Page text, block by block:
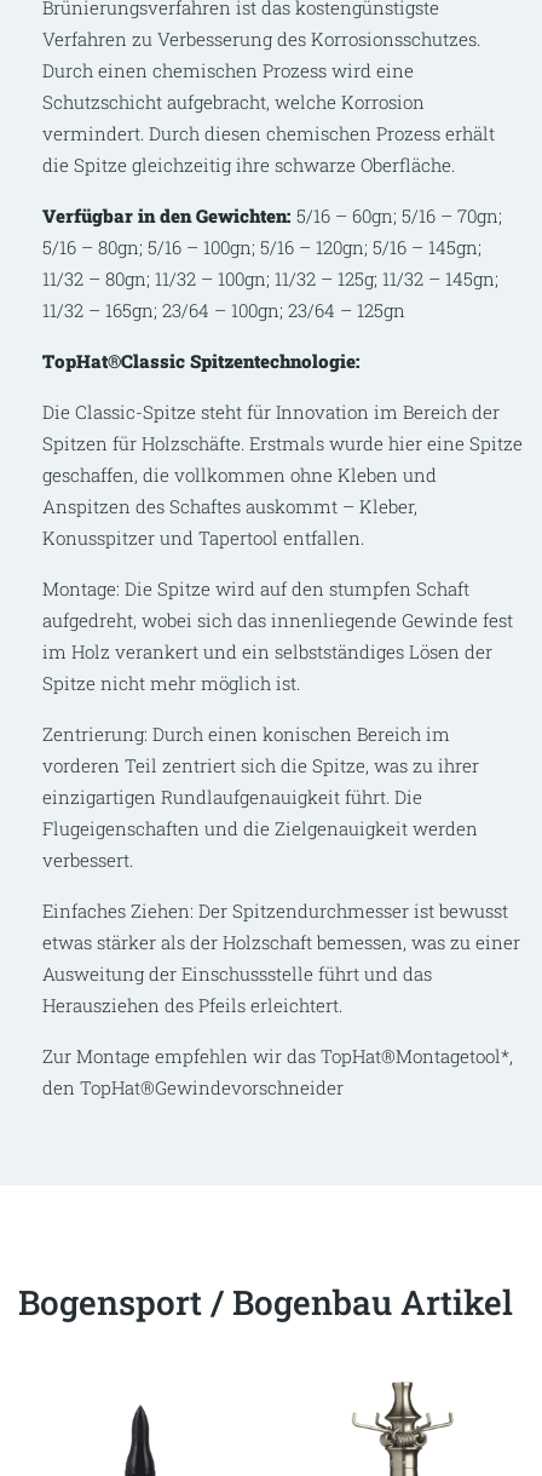
Brünierungsverfahren ist das kostengünstigste
Verfahren zu Verbesserung des Korrosionsschutzes.
Durch einen chemischen Prozess wird eine
Schutzschicht aufgebracht, welche Korrosion
vermindert. Durch diesen chemischen Prozess erhält
die Spitze gleichzeitig ihre schwarze Oberfläche.
Verfügbar in den Gewichten: 5/16 – 60gn; 5/16 – 70gn;
5/16 – 80gn; 5/16 – 100gn; 5/16 – 120gn; 5/16 – 145gn;
11/32 – 80gn; 11/32 – 100gn; 11/32 – 125g; 11/32 – 145gn;
11/32 – 165gn; 23/64 – 100gn; 23/64 – 125gn
TopHat®Classic Spitzentechnologie:
Die Classic-Spitze steht für Innovation im Bereich der
Spitzen für Holzschäfte. Erstmals wurde hier eine Spitze
geschaffen, die vollkommen ohne Kleben und
Anspitzen des Schaftes auskommt – Kleber,
Konusspitzer und Tapertool entfallen.
Montage: Die Spitze wird auf den stumpfen Schaft
aufgedreht, wobei sich das innenliegende Gewinde fest
im Holz verankert und ein selbstständiges Lösen der
Spitze nicht mehr möglich ist.
Zentrierung: Durch einen konischen Bereich im
vorderen Teil zentriert sich die Spitze, was zu ihrer
einzigartigen Rundlaufgenauigkeit führt. Die
Flugeigenschaften und die Zielgenauigkeit werden
verbessert.
Einfaches Ziehen: Der Spitzendurchmesser ist bewusst
etwas stärker als der Holzschaft bemessen, was zu einer
Ausweitung der Einschussstelle führt und das
Herausziehen des Pfeils erleichtert.
Zur Montage empfehlen wir das TopHat®Montagetool*,
den TopHat®Gewindevorschneider
Bogensport / Bogenbau Artikel